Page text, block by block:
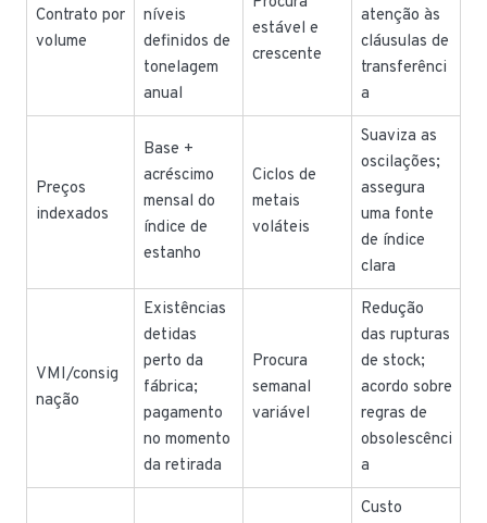
Contrato por
volume
níveis
definidos de
tonelagem
anual
estável e
crescente
atenção às
cláusulas de
transferênci
a
Preços
indexados
Base +
acréscimo
mensal do
índice de
estanho
Ciclos de
metais
voláteis
Suaviza as
oscilações;
assegura
uma fonte
de índice
clara
VMI/consig
nação
Existências
detidas
perto da
fábrica;
pagamento
no momento
da retirada
Procura
semanal
variável
Redução
das rupturas
de stock;
acordo sobre
regras de
obsolescênci
a
Custo